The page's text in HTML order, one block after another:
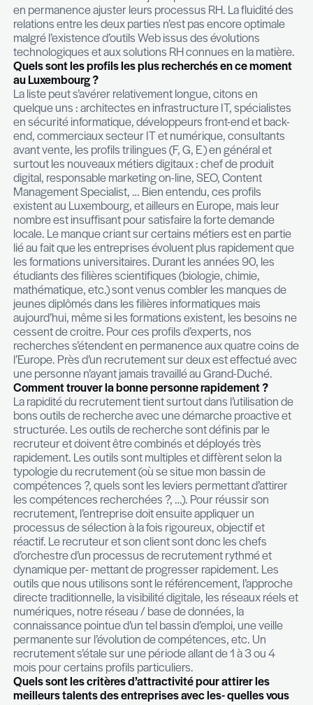
profils très spécialisés, très pointus et
recherchés avec des profils qui ont davantage de
difficultés à trouver leur place car globalement
qualifiés. Le manque de qualification ne
seulement en termes de déficit d’études mais
inadéquation entre les compétences et les
actuelles du marché de l’emploi. La capacité à
dans une filière professionnelle ou à maintenir au
carrière un niveau de compétences est décisive
maintenir son employabilité. Dès lors que cette
employabilité n’est plus en phase avec le marché,
situation peut rapidement devenir compliquée
marché aussi restreint que celui du Luxembourg.
important de rappeler que la notion de « marque
» prend encore plus d’importance sur un petit
que le nôtre. Une entreprise doit savoir vendre
marché afin d’attirer les meilleurs éléments. Les
doivent aussi être formés à la conduite d’un
d’embauche pour contribuer positivement au
de recrutement.
Au niveau des candidats, la capacité à mener sa
d’emploi – ou à la subir – est également un
observable, à ce niveau de grandes différences
Nous constatons que les candidats sont
confrontés à un manque de feedback de la part
entreprises. Le fait est que les entreprises font
volumes de candidature toujours plus croissants
en permanence ajuster leurs processus RH. La
relations entre les deux parties n’est pas encore
malgré l’existence d’outils Web issus des
technologiques et aux solutions RH connues en
Quels sont les profils les plus recherchés en
au Luxembourg ?
La liste peut s’avérer relativement longue, citons
quelque uns : architectes en infrastructure IT,
en sécurité informatique, développeurs front-
end, commerciaux secteur IT et numérique,
avant vente, les profils trilingues (F, G, E) en
surtout les nouveaux métiers digitaux : chef de
digital, responsable marketing on-line, SEO,